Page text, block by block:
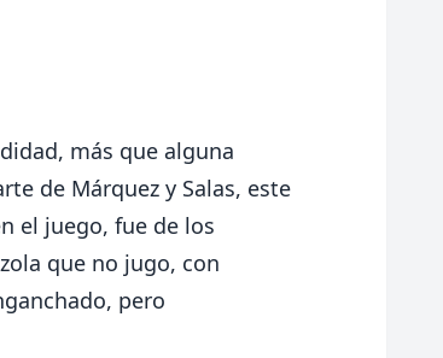
más que alguna
de Márquez y Salas, este
el juego, fue de los
que no jugo, con
pero